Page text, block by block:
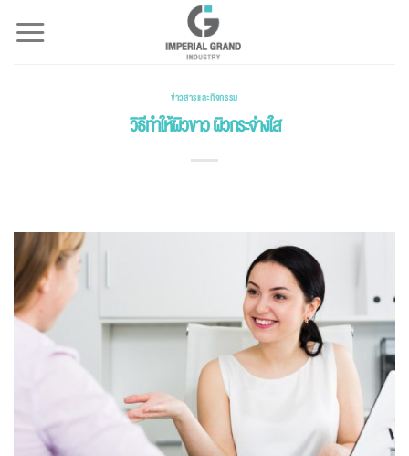
ข่าวสารและกิจกรรม
วิธีทําให้ผิวขาว ผิวกระจ่างใส